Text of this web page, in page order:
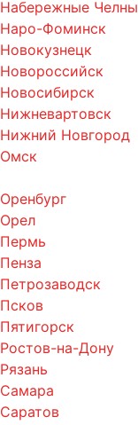
Набережные Челны
Наро-Фоминск
Новокузнецк
Новороссийск
Новосибирск
Нижневартовск
Нижний Новгород
Омск
Оренбург
Орел
Пермь
Пенза
Петрозаводск
Псков
Пятигорск
Ростов-на-Дону
Рязань
Самара
Саратов